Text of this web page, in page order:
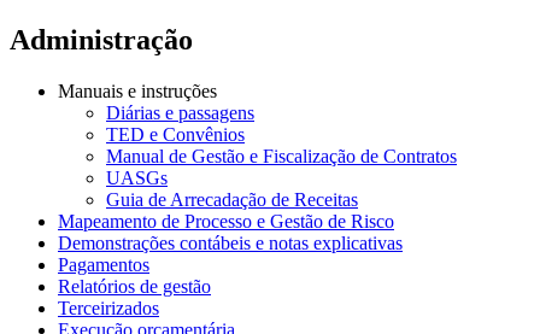
Administração
Manuais e instruções
Diárias e passagens
TED e Convênios
Manual de Gestão e Fiscalização de Contratos
UASGs
Guia de Arrecadação de Receitas
Mapeamento de Processo e Gestão de Risco
Demonstrações contábeis e notas explicativas
Pagamentos
Relatórios de gestão
Terceirizados
Execução orçamentária